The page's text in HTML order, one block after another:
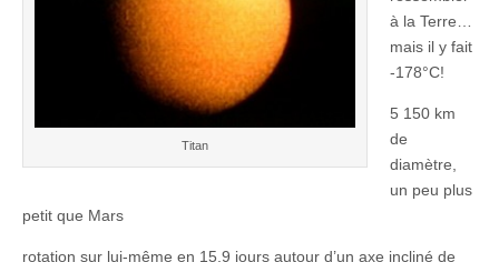
Titan
à la Terre…
mais il y fait
-178°C!
5 150 km
de
diamètre,
un peu plus
petit que Mars
rotation sur lui-même en 15,9 jours autour d’un axe incliné de